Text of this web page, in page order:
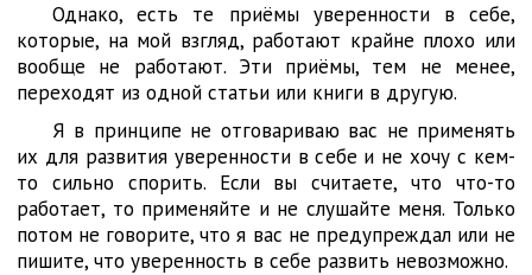
Однако, есть те приёмы уверенности в себе,
которые, на мой взгляд, работают крайне плохо или
вообще не работают. Эти приёмы, тем не менее,
переходят из одной статьи или книги в другую.
Я в принципе не отговариваю вас не применять
их для развития уверенности в себе и не хочу с кем-
то сильно спорить. Если вы считаете, что что-то
работает, то применяйте и не слушайте меня. Только
потом не говорите, что я вас не предупреждал или не
пишите, что уверенность в себе развить невозможно.